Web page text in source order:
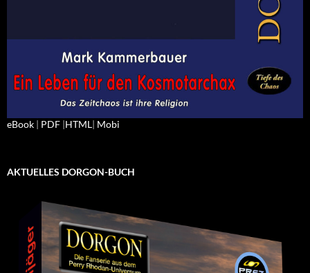
eBook | PDF |HTML| Mobi
AKTUELLES DORGON-BUCH